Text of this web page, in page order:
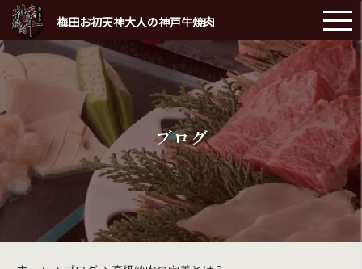
梅田お初天神大人の神戸牛焼肉
ブログ